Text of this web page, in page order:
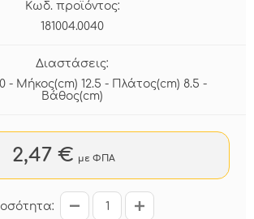
Κωδ. προϊόντος:
181004.0040
Διαστάσεις:
- Μήκος(cm) 12.5 - Πλάτος(cm) 8.5 -
Βάθος(cm)
2,47 € με ΦΠΑ